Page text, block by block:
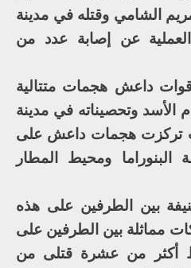
الشامي وقتله في مدينة
عن إصابة عدد من
داعش هجمات متتالية
وتحصيناته في مدينة
تركزت هجمات داعش على
ومحيط المطار
بين الطرفين على هذه
مماثلة بين الطرفين على
137 وسقط أكثر من عشرة قتلى من